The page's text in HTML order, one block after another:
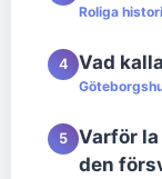
Roliga
4 Vad
5
Varför
den